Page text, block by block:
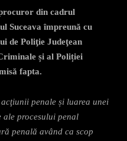
din cadrul
Suceava împreună cu
de Poliţie Judeţean
și al Poliției
fapta.
penale și luarea unei
ale procesului penal
penală având ca scop